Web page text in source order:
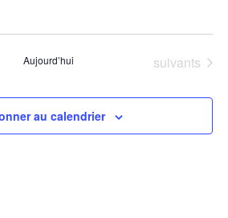
Aujourd’hui Évènements
suivants
au calendrier